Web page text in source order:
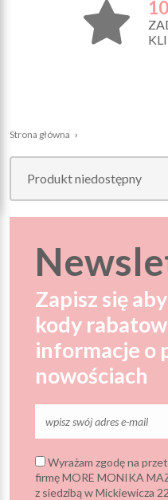
Strona główna ›
Produkt niedostępny
Zapisz się
kody
informacje o
nowościach
Wyrażam zgodę na
firmę MORE MONIKA
z siedzibą w Mickiewicza